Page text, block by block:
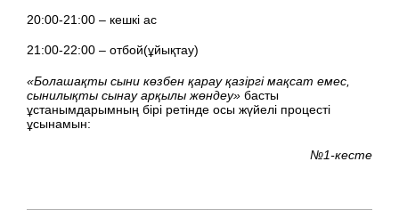
20:00-21:00 – кешкі ас
21:00-22:00 – отбой(ұйықтау)
«Болашақты сыни көзбен қарау қазіргі мақсат емес,
сынилықты сынау арқылы жөндеу» басты
ұстанымдарымның бірі ретінде осы жүйелі процесті
ұсынамын:
№1-кесте